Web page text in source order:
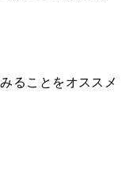
ることをオススメ